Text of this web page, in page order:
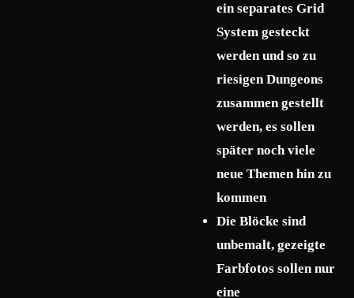
ein separates Grid
System gesteckt
werden und so zu
riesigen Dungeons
zusammen gestellt
werden, es sollen
später noch viele
neue Themen hin zu
kommen
Die Blöcke sind
unbemalt, gezeigte
Farbfotos sollen nur
eine